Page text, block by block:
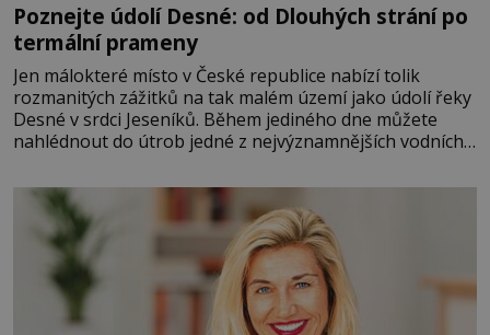
Poznejte údolí Desné: od Dlouhých strání po
termální prameny
Jen málokteré místo v České republice nabízí tolik
rozmanitých zážitků na tak malém území jako údolí řeky
Desné v srdci Jeseníků. Během jediného dne můžete
nahlédnout do útrob jedné z nejvýznamnějších vodních
se na koloběžce a den zakončit poznáváním památek ve
Velkých Losinách nebo v termálním